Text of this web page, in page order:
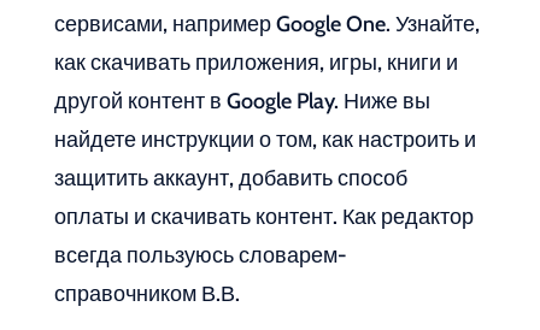
сервисами, например Google One. Узнайте,
как скачивать приложения, игры, книги и
другой контент в Google Play. Ниже вы
найдете инструкции о том, как настроить и
защитить аккаунт, добавить способ
оплаты и скачивать контент. Как редактор
всегда пользуюсь словарем-
справочником В.В.